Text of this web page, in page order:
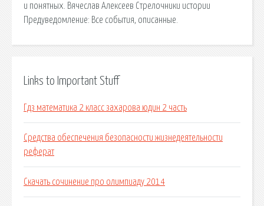
и понятных. Вячеслав Алексеев Стрелочники истории
Предуведомление: Все события, описанные.
Links to Important Stuff
Гдз математика 2 класс захарова юдин 2 часть
Средства обеспечения безопасности жизнедеятельности
реферат
Скачать сочинение про олимпиаду 2014